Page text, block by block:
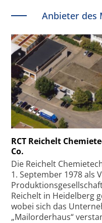
Anbieter des
RCT Reichelt
Co.
Die Reichelt
1. September 1978 als
Reichelt in Heidelberg
wobei sich das
„Mailorderhaus“
Schäfter +